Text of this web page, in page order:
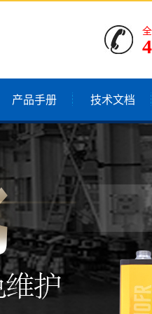
产品手册 技术文档